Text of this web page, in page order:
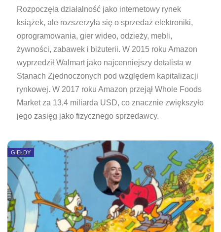
Rozpoczęła działalność jako internetowy rynek
książek, ale rozszerzyła się o sprzedaż elektroniki,
oprogramowania, gier wideo, odzieży, mebli,
żywności, zabawek i biżuterii. W 2015 roku Amazon
wyprzedził Walmart jako najcenniejszy detalista w
Stanach Zjednoczonych pod względem kapitalizacji
rynkowej. W 2017 roku Amazon przejął Whole Foods
Market za 13,4 miliarda USD, co znacznie zwiększyło
jego zasięg jako fizycznego sprzedawcy.
GIEŁDY